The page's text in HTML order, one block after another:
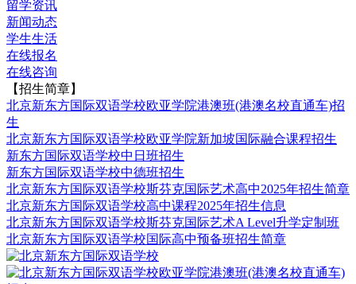
留学资讯
新闻动态
学生生活
在线报名
在线咨询
【招生简章】
北京新东方国际双语学校欧亚学院港澳班(港澳名校直通车)招
生
北京新东方国际双语学校欧亚学院新加坡国际融合课程招生
新东方国际双语学校中日班招生
新东方国际双语学校中德班招生
北京新东方国际双语学校斯芬克国际艺术高中2025年招生简章
北京新东方国际双语学校高中课程2025年招生信息
北京新东方国际双语学校斯芬克国际艺术A Level升学定制班
北京新东方国际双语学校国际高中预备班招生简章